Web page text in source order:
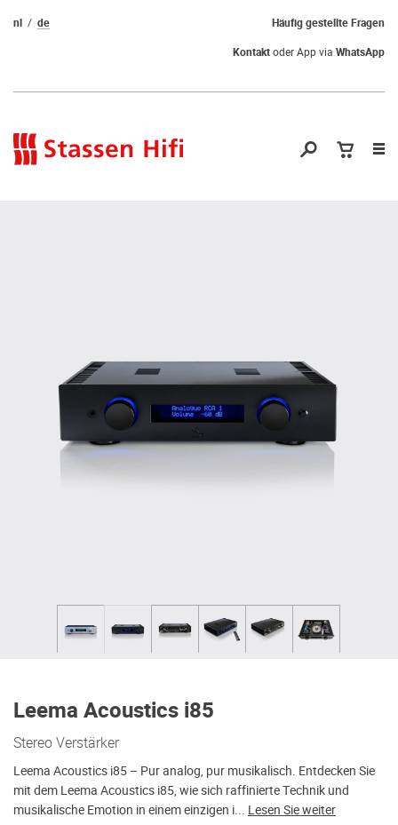
Häufig gestellte Fragen
nl
de
Kontaktoder App via WhatsApp
Leema Acoustics i85
Stereo Verstärker
Leema Acoustics i85 – Pur analog, pur musikalisch. Entdecken Sie
mit dem Leema Acoustics i85, wie sich raffinierte Technik und
musikalische Emotion in einem einzigen i... Lesen Sie weiter